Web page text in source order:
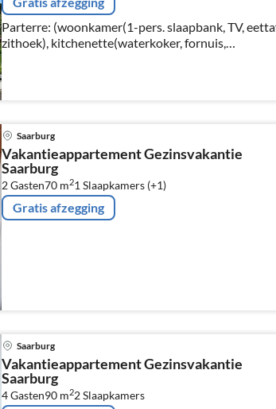
Parterre: (woonkamer(1-pers. slaapbank, TV,
zithoek), kitchenette(waterkoker, fornuis,
koffiezetapparaat, oven, magnetron,
koel-/vriescombinatie), slaapkamer(2-pers.
Saarburg
Vakantieappartement Gezinsvakantie
Saarburg
2 Gasten70 m21 Slaapkamers (+1)
Gratis afzegging
Saarburg
Vakantieappartement Gezinsvakantie
Saarburg
4 Gasten90 m22Slaapkamers